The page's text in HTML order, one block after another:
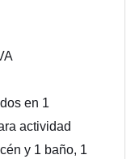
en 1
actividad
y 1 baño, 1